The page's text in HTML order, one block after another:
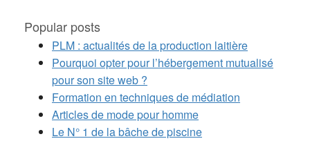
Popular posts
PLM : actualités de la production laitière
Pourquoi opter pour l’hébergement mutualisé
pour son site web ?
Formation en techniques de médiation
Articles de mode pour homme
Le N° 1 de la bâche de piscine